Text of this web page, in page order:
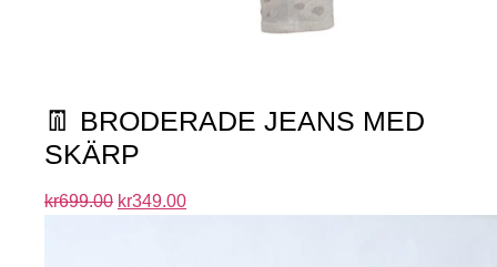
👖 BRODERADE JEANS MED
SKÄRP
kr699.00 kr349.00